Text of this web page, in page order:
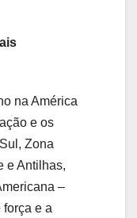
na América
e os
Zona
e Antilhas,
–
e a